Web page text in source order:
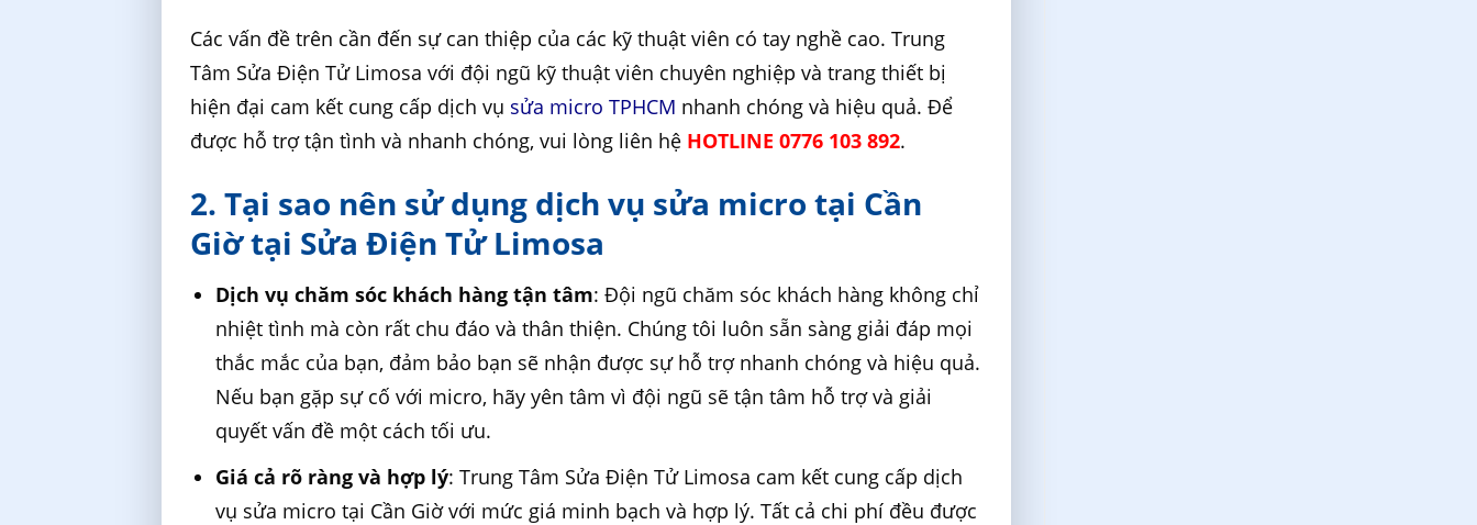
Các vấn đề trên cần đến sự can thiệp của các kỹ thuật viên có tay nghề cao. Trung
Tâm Sửa Điện Tử Limosa với đội ngũ kỹ thuật viên chuyên nghiệp và trang thiết bị
hiện đại cam kết cung cấp dịch vụ sửa micro TPHCM nhanh chóng và hiệu quả. Để
được hỗ trợ tận tình và nhanh chóng, vui lòng liên hệ HOTLINE 0776 103 892.
2. Tại sao nên sử dụng dịch vụ sửa micro tại Cần
Giờ tại Sửa Điện Tử Limosa
Dịch vụ chăm sóc khách hàng tận tâm: Đội ngũ chăm sóc khách hàng không chỉ
nhiệt tình mà còn rất chu đáo và thân thiện. Chúng tôi luôn sẵn sàng giải đáp mọi
thắc mắc của bạn, đảm bảo bạn sẽ nhận được sự hỗ trợ nhanh chóng và hiệu quả.
Nếu bạn gặp sự cố với micro, hãy yên tâm vì đội ngũ sẽ tận tâm hỗ trợ và giải
quyết vấn đề một cách tối ưu.
Giá cả rõ ràng và hợp lý: Trung Tâm Sửa Điện Tử Limosa cam kết cung cấp dịch
vụ sửa micro tại Cần Giờ với mức giá minh bạch và hợp lý. Tất cả chi phí đều được